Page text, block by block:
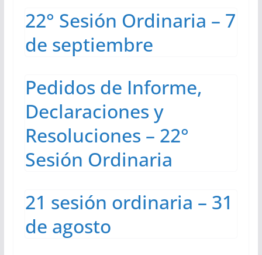
22° Sesión Ordinaria – 7
de septiembre
Pedidos de Informe,
Declaraciones y
Resoluciones – 22°
Sesión Ordinaria
21 sesión ordinaria – 31
de agosto